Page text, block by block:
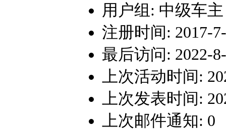
用户组: 中级车主
注册时间: 2017-
最后访问: 2022-
上次活动时间:
上次发表时间:
上次邮件通知: 0